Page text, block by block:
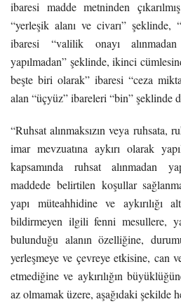
ibaresi madde metninden
“yerleşik alanı ve civarı” şeklinde,
ibaresi “valilik onayı
yapılmadan” şeklinde, ikinci
beşte biri olarak” ibaresi “ceza
alan “üçyüz” ibareleri “bin” şeklinde
“Ruhsat alınmaksızın veya ruhsata,
imar mevzuatına aykırı olarak
kapsamında ruhsat alınmadan
maddede belirtilen koşullar
yapı müteahhidine ve aykırılığı
bildirmeyen ilgili fenni mesullere,
bulunduğu alanın özelliğine,
yerleşmeye ve çevreye etkisine, can
etmediğine ve aykırılığın
az olmamak üzere, aşağıdaki şekilde